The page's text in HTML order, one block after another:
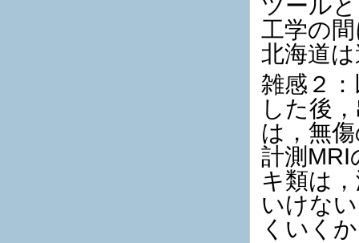
ツール
工学の
北海道
雑感２
した後
は，無
計測MRI
キ類は
いけな
くいく